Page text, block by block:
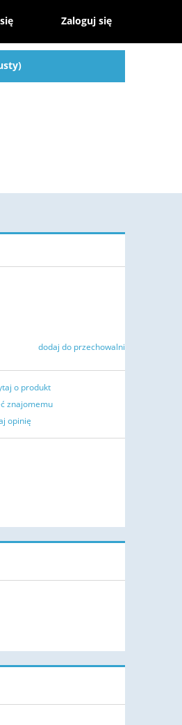
Zaloguj się
dodaj do przechowalni
o produkt
znajomemu
opinię